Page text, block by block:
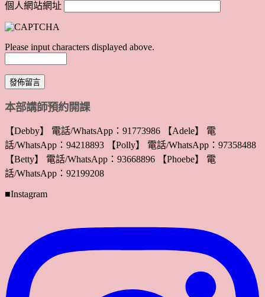
個人網站網址
Please input characters displayed above.
本部講師預約開課
【Debby】 電話/WhatsApp：91773986 【Adele】 電
話/WhatsApp：94218893 【Polly】 電話/WhatsApp：97358488
【Betty】 電話/WhatsApp：93668896 【Phoebe】 電
話/WhatsApp：92199208
■Instagram